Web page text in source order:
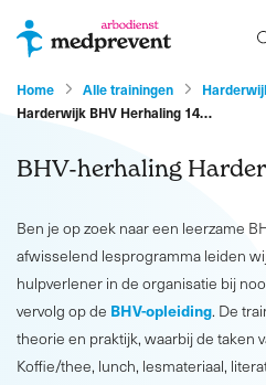
Home Alle trainingen
Harderwijk BHV Herhaling 14…
BHV-herhaling
Ben je op zoek naar een leerzame
afwisselend lesprogramma leiden
hulpverlener in de organisatie bij
vervolg op de BHV-opleiding. De
theorie en praktijk, waarbij de taken
Koffie/thee, lunch, lesmateriaal,